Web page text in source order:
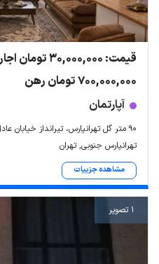
قیمت: 30,000,000 تومان اجاره
700,000,000 تومان رهن
آپارتمان
۹۰ متر گل تهرانپارس، تیرانداز خیابان عادل
تهرانپارس جنوبی, تهران
مشاهده جزییات
1 تصویر